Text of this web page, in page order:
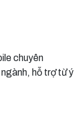
chuyên
hỗ trợ từ ý